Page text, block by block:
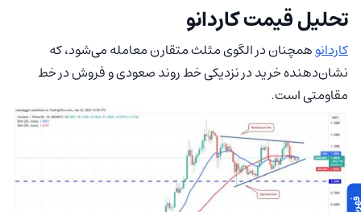
تحلیل قیمت کاردانو
کاردانوهمچنان در الگوی مثلث متقارن معامله می‌شود، که
نشان‌دهنده خرید در نزدیکی خط روند صعودی و فروش در خط
مقاومتی است.